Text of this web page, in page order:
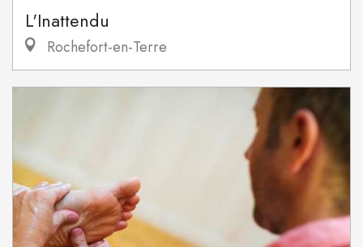
L'Inattendu
Rochefort-en-Terre